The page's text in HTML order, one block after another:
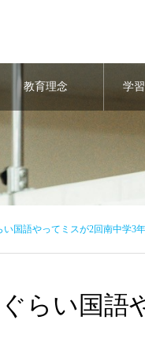
教育理念 学
国語やってミスが2回南中学3
らい国語